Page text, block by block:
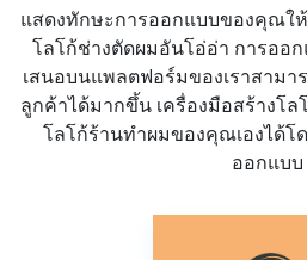
แสดงทักษะการออกแบบของคุณใ
โลโก้ช่างตัดผมอันโอ่อ่า การออ
เสนอบนแพลตฟอร์มของเราสามา
ลูกค้าได้มากขึ้น เครื่องมือสร้างโ
โลโก้ร้านทำผมของคุณเองได้โ
ออกแบบ